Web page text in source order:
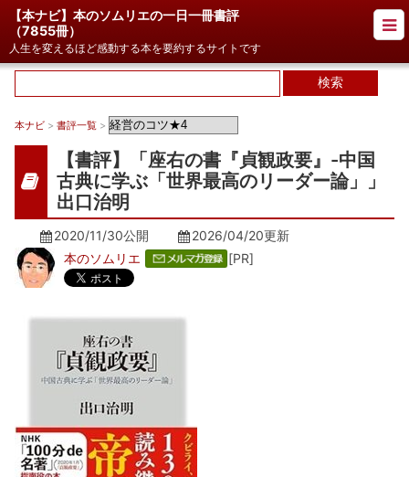
【本ナビ】本のソムリエの一日一冊書評
（7855冊）
人生を変えるほど感動する本を要約するサイトです
本ナビ > 書評一覧 >
【書評】「座右の書『貞観政要』-中国
古典に学ぶ「世界最高のリーダー論」」
出口治明
2020/11/30公開 2026/04/20更新
本のソムリエ
[PR]